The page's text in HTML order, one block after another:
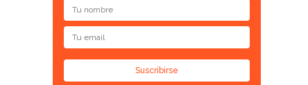
Suscribirse